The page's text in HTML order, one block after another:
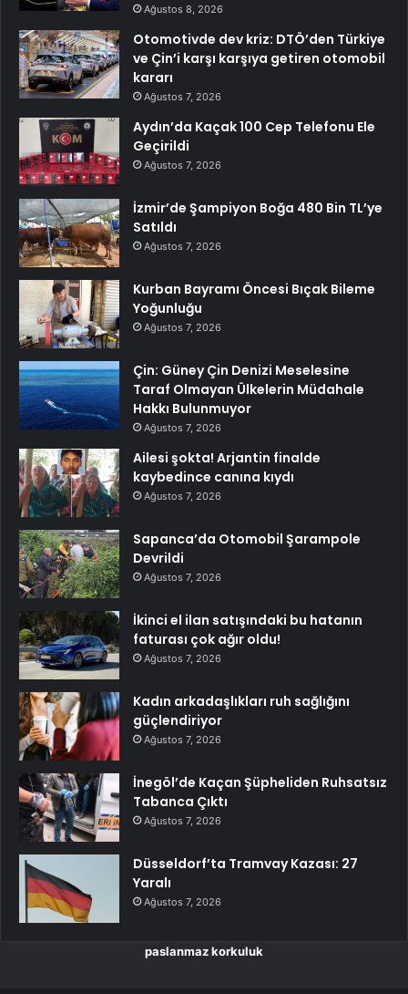
Ağustos 8, 2026
Otomotivde dev kriz: DTÖ’den Türkiye
ve Çin’i karşı karşıya getiren otomobil
kararı
Ağustos 7, 2026
Aydın’da Kaçak 100 Cep Telefonu Ele
Geçirildi
Ağustos 7, 2026
İzmir’de Şampiyon Boğa 480 Bin TL’ye
Satıldı
Ağustos 7, 2026
Kurban Bayramı Öncesi Bıçak Bileme
Yoğunluğu
Ağustos 7, 2026
Çin: Güney Çin Denizi Meselesine
Taraf Olmayan Ülkelerin Müdahale
Hakkı Bulunmuyor
Ağustos 7, 2026
Ailesi şokta! Arjantin finalde
kaybedince canına kıydı
Ağustos 7, 2026
Sapanca’da Otomobil Şarampole
Devrildi
Ağustos 7, 2026
İkinci el ilan satışındaki bu hatanın
faturası çok ağır oldu!
Ağustos 7, 2026
Kadın arkadaşlıkları ruh sağlığını
güçlendiriyor
Ağustos 7, 2026
İnegöl’de Kaçan Şüpheliden Ruhsatsız
Tabanca Çıktı
Ağustos 7, 2026
Düsseldorf’ta Tramvay Kazası: 27
Yaralı
Ağustos 7, 2026
paslanmaz korkuluk